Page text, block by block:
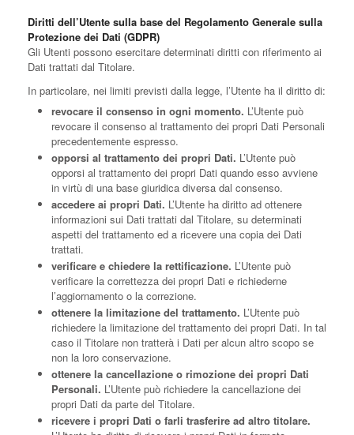
Diritti dell’Utente sulla base del Regolamento Generale sulla
Protezione dei Dati (GDPR)
Gli Utenti possono esercitare determinati diritti con riferimento ai
Dati trattati dal Titolare.
In particolare, nei limiti previsti dalla legge, l’Utente ha il diritto di:
revocare il consenso in ogni momento. L’Utente può
revocare il consenso al trattamento dei propri Dati Personali
precedentemente espresso.
opporsi al trattamento dei propri Dati. L’Utente può
opporsi al trattamento dei propri Dati quando esso avviene
in virtù di una base giuridica diversa dal consenso.
accedere ai propri Dati. L’Utente ha diritto ad ottenere
informazioni sui Dati trattati dal Titolare, su determinati
aspetti del trattamento ed a ricevere una copia dei Dati
trattati.
verificare e chiedere la rettificazione. L’Utente può
verificare la correttezza dei propri Dati e richiederne
l’aggiornamento o la correzione.
ottenere la limitazione del trattamento. L’Utente può
richiedere la limitazione del trattamento dei propri Dati. In tal
caso il Titolare non tratterà i Dati per alcun altro scopo se
non la loro conservazione.
ottenere la cancellazione o rimozione dei propri Dati
Personali. L’Utente può richiedere la cancellazione dei
propri Dati da parte del Titolare.
ricevere i propri Dati o farli trasferire ad altro titolare.